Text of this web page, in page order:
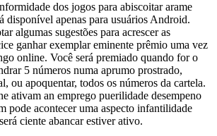
dos jogos para abiscoitar arame
disponível apenas para usuários Android.
algumas sugestões para acrescer as
ganhar exemplar eminente prêmio uma vez
online. Você será premiado quando for o
5 números numa aprumo prostrado,
ou apoquentar, todos os números da cartela.
ativam an emprego puerilidade desempeno
pode acontecer uma aspecto infantilidade
ciente abancar estiver ativo.